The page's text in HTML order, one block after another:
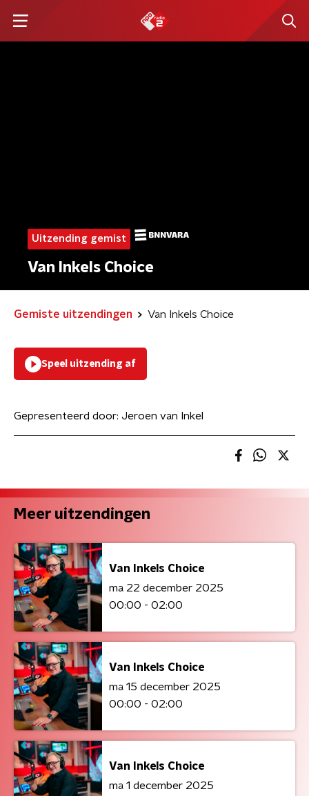
Uitzending gemist
Van Inkels Choice
Gemiste uitzendingen Van Inkels Choice
Speel uitzending af
Gepresenteerd door: Jeroen van Inkel
Meer uitzendingen
Van Inkels Choice
ma 22 december 2025
00:00 - 02:00
Van Inkels Choice
ma 15 december 2025
00:00 - 02:00
Van Inkels Choice
ma 1 december 2025